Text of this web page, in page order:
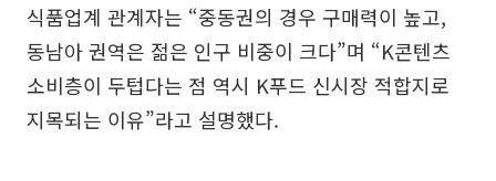
식품업계 관계자는 “중동권의 경우 구매력이 높고,
동남아 권역은 젊은 인구 비중이 크다”며 “K콘텐츠
소비층이 두텁다는 점 역시 K푸드 신시장 적합지로
지목되는 이유”라고 설명했다.